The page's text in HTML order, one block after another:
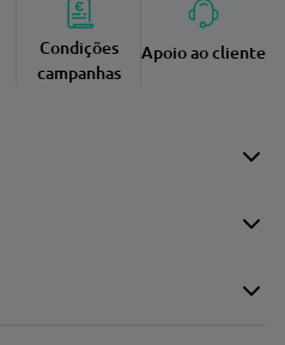
Condições
campanhas
Apoio ao cliente